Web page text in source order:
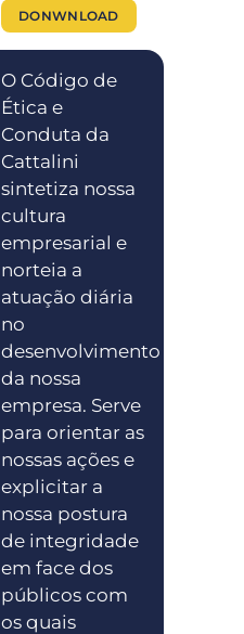
DONWNLOAD
O Código de
Ética e
Conduta da
Cattalini
sintetiza nossa
cultura
empresarial e
norteia a
atuação diária
no
desenvolvimento
da nossa
empresa. Serve
para orientar as
nossas ações e
explicitar a
nossa postura
de integridade
em face dos
públicos com
os quais